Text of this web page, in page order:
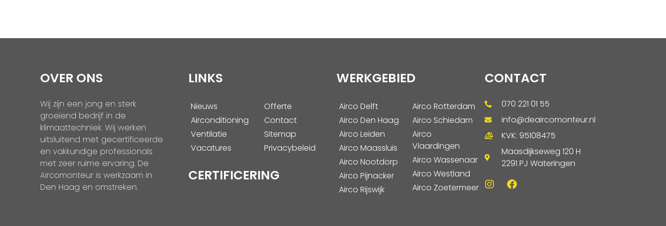
OVER ONS
Wij zijn een jong en sterk
groeiend bedrijf in de
klimaattechniek. Wij werken
uitsluitend met gecertificeerde
en vakkundige professionals
met zeer ruime ervaring. De
Aircomonteur is werkzaam in
Den Haag en omstreken.
LINKS
Nieuws
Airconditioning
Ventilatie
Vacatures
Offerte
Contact
Sitemap
Privacybeleid
CERTIFICERING
WERKGEBIED
Airco Delft
Airco Den Haag
Airco Leiden
Airco Maassluis
Airco Nootdorp
Airco Pijnacker
Airco Rijswijk
Airco Rotterdam
Airco Schiedam
Airco
Vlaardingen
Airco Wassenaar
Airco Westland
Airco Zoetermeer
CONTACT
070 221 01 55
info@deaircomonteur.nl
KVK: 95108475
Maasdijkseweg 120 H
2291 PJ Wateringen